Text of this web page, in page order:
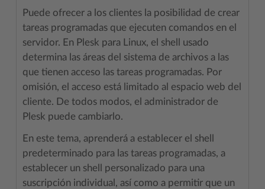
Puede ofrecer a los clientes la posibilidad de crear
tareas programadas que ejecuten comandos en el
servidor. En Plesk para Linux, el shell usado
determina las áreas del sistema de archivos a las
que tienen acceso las tareas programadas. Por
omisión, el acceso está limitado al espacio web del
cliente. De todos modos, el administrador de
Plesk puede cambiarlo.
En este tema, aprenderá a establecer el shell
predeterminado para las tareas programadas, a
establecer un shell personalizado para una
suscripción individual, así como a permitir que un